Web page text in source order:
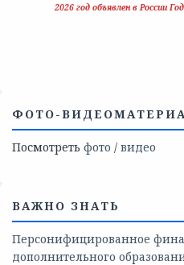
2026 год объявлен в России
ФОТО-
Посмотреть фото / видео
ВАЖНО ЗНАТЬ
Персонифицированное
дополнительного